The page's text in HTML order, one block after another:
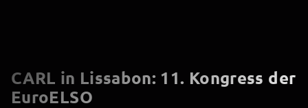
CARL in Lissabon: 11. Kongress der
EuroELSO